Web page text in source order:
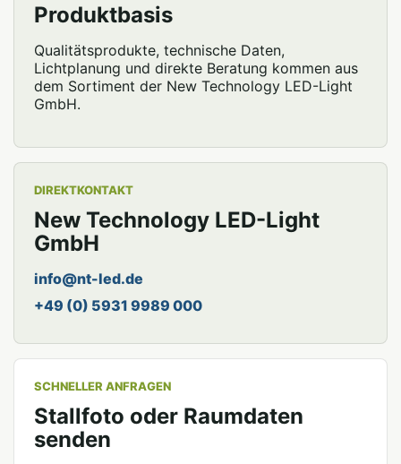
Produktbasis
Qualitätsprodukte, technische Daten,
Lichtplanung und direkte Beratung kommen aus
dem Sortiment der New Technology LED-Light
GmbH.
DIREKTKONTAKT
New Technology LED-Light
GmbH
info@nt-led.de
+49 (0) 5931 9989 000
SCHNELLER ANFRAGEN
Stallfoto oder Raumdaten
senden